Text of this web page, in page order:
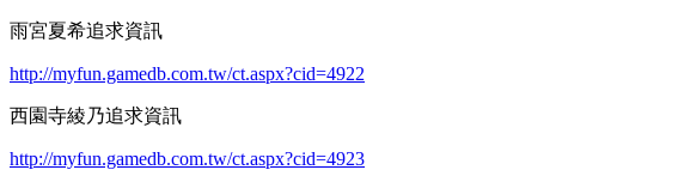
雨宮夏希追求資訊
http://myfun.gamedb.com.tw/ct.aspx?cid=4922
西園寺綾乃追求資訊
http://myfun.gamedb.com.tw/ct.aspx?cid=4923